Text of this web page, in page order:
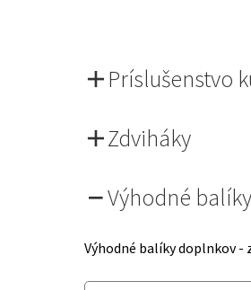
Príslušenstvo
Zdviháky
Výhodné
Výhodné balíky doplnkov -